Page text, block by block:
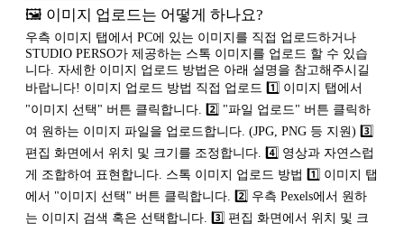
🖼️ 이미지 업로드는 어떻게 하나요?
우측 이미지 탭에서 PC에 있는 이미지를 직접 업로드하거나
STUDIO PERSO가 제공하는 스톡 이미지를 업로드 할 수 있습
니다. 자세한 이미지 업로드 방법은 아래 설명을 참고해주시길
바랍니다! 이미지 업로드 방법 직접 업로드 1️⃣ 이미지 탭에서
"이미지 선택" 버튼 클릭합니다. 2️⃣ "파일 업로드" 버튼 클릭하
여 원하는 이미지 파일을 업로드합니다. (JPG, PNG 등 지원) 3️⃣
편집 화면에서 위치 및 크기를 조정합니다. 4️⃣ 영상과 자연스럽
게 조합하여 표현합니다. 스톡 이미지 업로드 방법 1️⃣ 이미지 탭
에서 "이미지 선택" 버튼 클릭합니다. 2️⃣ 우측 Pexels에서 원하
는 이미지 검색 혹은 선택합니다. 3️⃣ 편집 화면에서 위치 및 크